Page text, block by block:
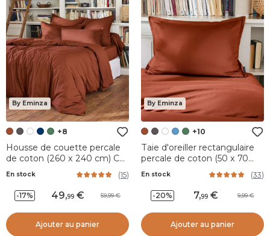
By Eminza
+8
Housse de couette percale
de coton (260 x 240 cm) Cali
En stock (15)
-17% 49,99 59,99
Ajouter au panier
By Eminza
+10
Taie d'oreiller rectangulaire
percale de coton (50 x 70
En stock (33)
-20% 7,99 9,99
Ajouter au panier